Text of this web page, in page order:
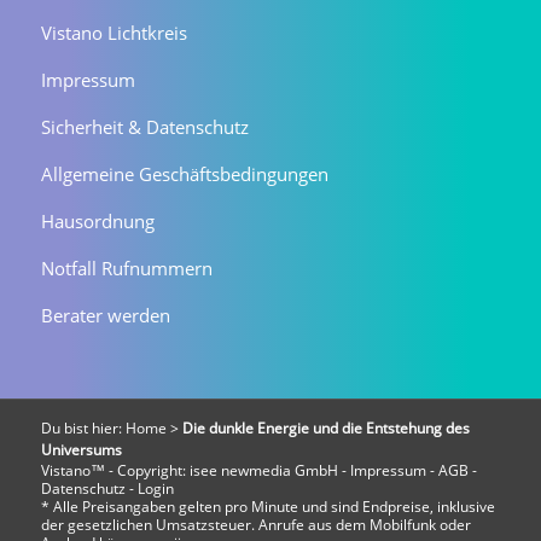
Vistano Lichtkreis
Impressum
Sicherheit & Datenschutz
Allgemeine Geschäftsbedingungen
Hausordnung
Notfall Rufnummern
Berater werden
Du bist hier: Home > Die dunkle Energie und die Entstehung des
Universums
Vistano™ - Copyright: isee newmedia GmbH - Impressum-AGB -
Datenschutz - Login
* Alle Preisangaben gelten pro Minute und sind Endpreise, inklusive
der gesetzlichen Umsatzsteuer. Anrufe aus dem Mobilfunk oder